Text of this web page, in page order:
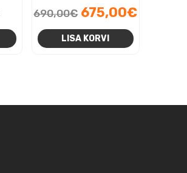
690,00€ Algne
hind
oli:
675,00€
LISA KORVI